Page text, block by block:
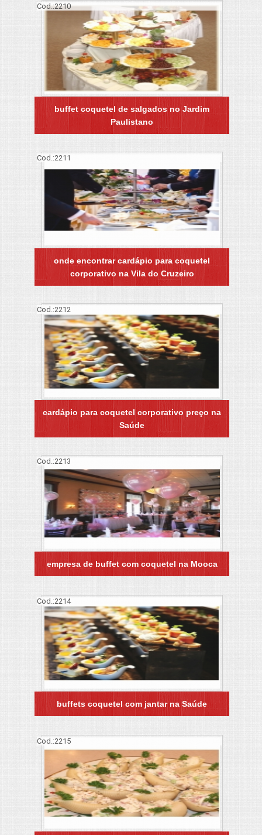
Cod.:2210
buffet coquetel de salgados no Jardim
Paulistano
Cod.:2211
onde encontrar cardápio para coquetel
corporativo na Vila do Cruzeiro
Cod.:2212
cardápio para coquetel corporativo preço na
Saúde
Cod.:2213
empresa de buffet com coquetel na Mooca
Cod.:2214
buffets coquetel com jantar na Saúde
Cod.:2215